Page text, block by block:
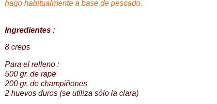
hago habitualmente a base de pescado.
Ingredientes :
8 creps
Para el relleno :
500 gr. de rape
200 gr. de champiñones
2 huevos duros (se utiliza sólo la clara)